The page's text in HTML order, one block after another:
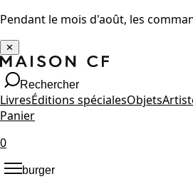
Pendant le mois d'août, les
✕
Rechercher
LivresÉditions spécialesObjets
Panier
0
burger